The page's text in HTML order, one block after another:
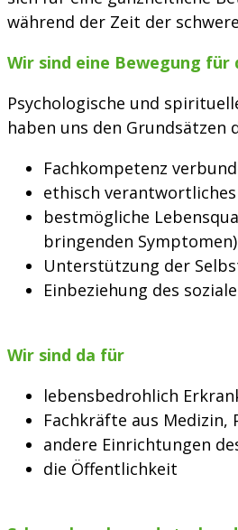
während der Zeit der
Wir sind eine Bewegung für
Psychologische und
haben uns den
Fachkompetenz
ethisch
bestmögliche
bringenden Symptomen)
Unterstützung der
Einbeziehung des
Wir sind da für
lebensbedrohlich
Fachkräfte aus Medizin,
andere Einrichtungen
die Öffentlichkeit